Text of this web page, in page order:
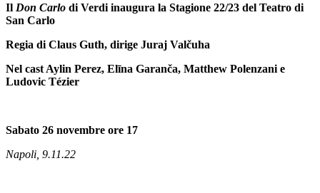
Il Don Carlo di Verdi inaugura la Stagione 22/23 del Teatro di
San Carlo
Regia di Claus Guth, dirige Juraj Valčuha
Nel cast Aylin Perez, Elīna Garanča, Matthew Polenzani e
Ludovic Tézier
Sabato 26 novembre ore 17
Napoli, 9.11.22